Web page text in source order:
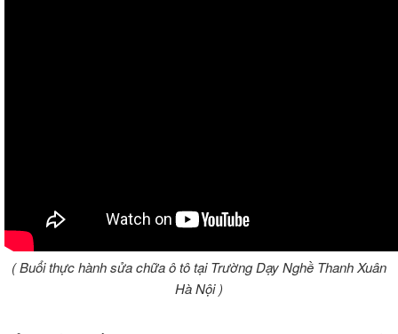
( Buổi thực hành sửa chữa ô tô tại Trường Dạy Nghề Thanh Xuân
Hà Nội )